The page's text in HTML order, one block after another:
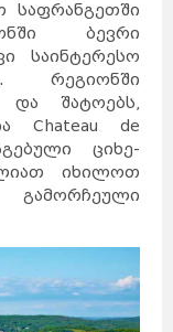
საფრანგეთში
ბევრი
საინტერესო
რეგიონში
შატოებს,
Chateau de
ციხე-
იხილოთ